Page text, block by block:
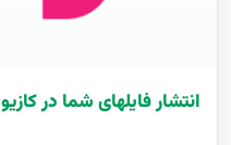
انتشار فایلهای شما در کازیو